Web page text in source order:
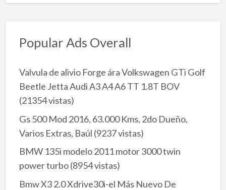
Popular Ads Overall
Valvula de alivio Forge ára Volkswagen GTi Golf
Beetle Jetta Audi A3 A4 A6 TT 1.8T BOV
(21354 vistas)
Gs 500 Mod 2016, 63.000 Kms, 2do Dueño,
Varios Extras, Baúl (9237 vistas)
BMW 135i modelo 2011 motor 3000 twin
power turbo(8954 vistas)
Bmw X3 2.0 Xdrive30i-el Más Nuevo De